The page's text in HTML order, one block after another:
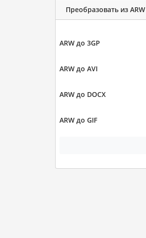
Преобразовать из ARW
ARW до 3GP
ARW до AVI
ARW до DOCX
ARW до GIF